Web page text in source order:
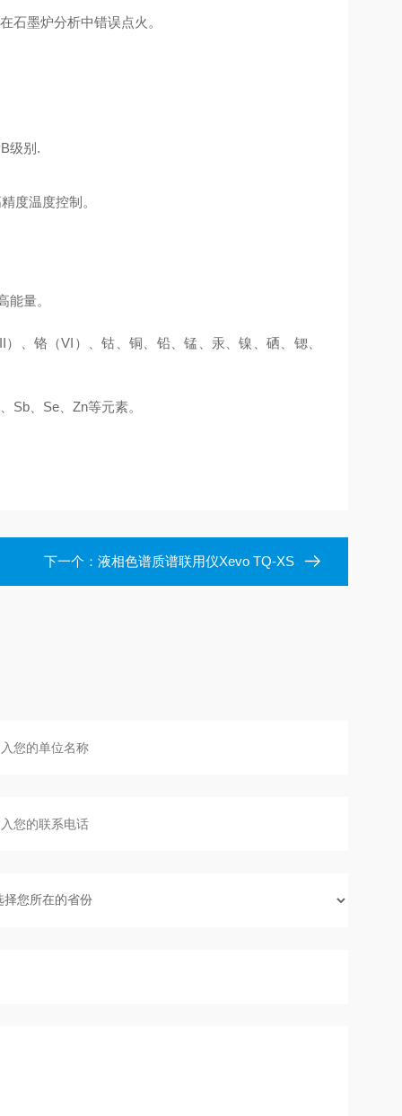
石墨炉分析中错误点火。
级别.
度温度控制。
量。
、铬（VI）、钴、铜、铅、锰、汞、镍、硒、锶、
Sb、Se、Zn等元素。
下一个： 液相色谱质谱联用仪Xevo TQ-XS